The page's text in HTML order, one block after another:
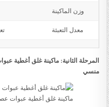
وزن الماكينة
معدل التعبئة تعبئة
منسي
ماكينة غلق أغطية عبوات